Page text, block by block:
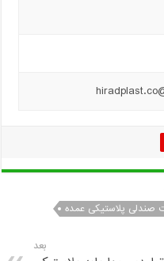
صندلی پلاستیکی عمده
بعد